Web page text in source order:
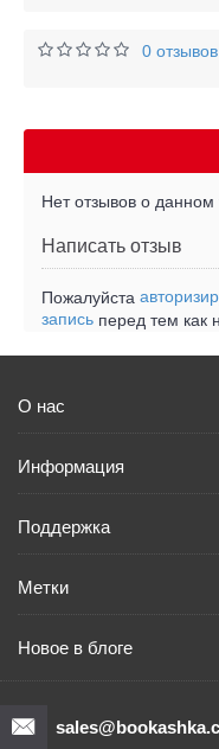
0 отзывов
Нет отзывов о данном
Написать отзыв
Пожалуйста
запись перед тем как
О нас
Информация
Поддержка
Метки
Новое в блоге